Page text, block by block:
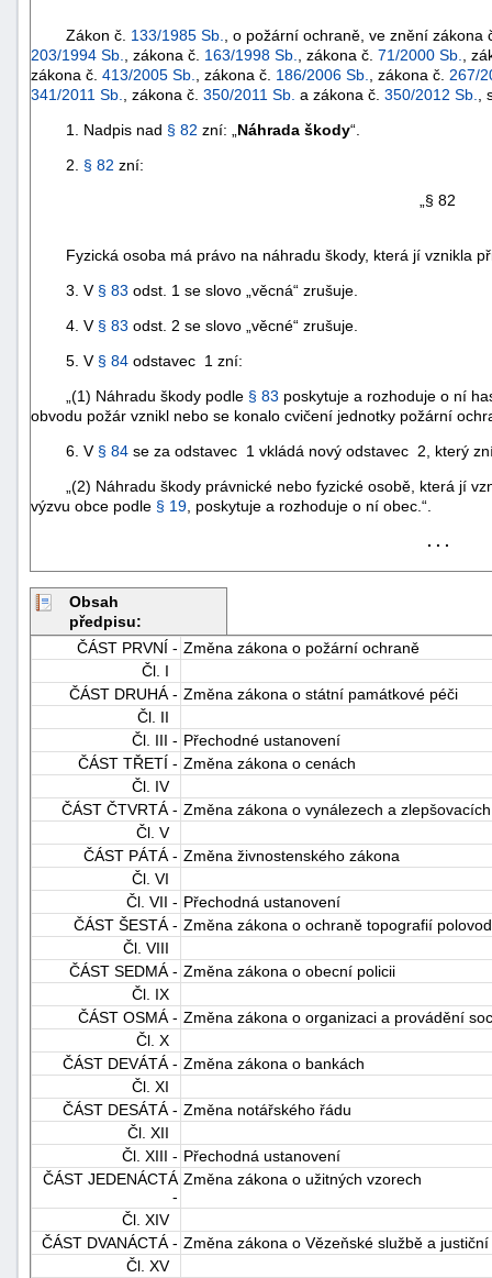
Zákon č. 133/1985 Sb.
, o požární ochraně, ve znění zákona
203/1994 Sb.
, zákona č. 163/1998 Sb. , zákona č. 71/2000 Sb.
,
zákona č. 413/2005 Sb. , zákona č. 186/2006 Sb. , zákona č. 267/
341/2011 Sb.
, zákona č. 350/2011 Sb. a zákona č. 350/2012 Sb.
1. Nadpis nad § 82 zní: „ Náhrada škody“.
2. § 82 zní:
„§ 82
Fyzická osoba má právo na náhradu škody, která jí vznikla
3. V § 83 odst. 1 se slovo „věcná“ zrušuje.
4. V § 83 odst. 2 se slovo „věcné“ zrušuje.
5. V § 84 odstavec 1 zní:
„(1) Náhradu škody podle § 83 poskytuje a rozhoduje o ní
obvodu požár vznikl nebo se konalo cvičení jednotky požární
6. V § 84 se za odstavec 1 vkládá nový odstavec 2, který
„(2) Náhradu škody právnické nebo fyzické osobě, která jí
výzvu obce podle § 19 , poskytuje a rozhoduje o ní obec.“.
. . .
Obsah
předpisu:
ČÁST PRVNÍ - Změna zákona o požární ochraně
Čl. I
ČÁST DRUHÁ - Změna zákona o státní památkové péči
Čl. II
Čl. III - Přechodné ustanovení
ČÁST TŘETÍ - Změna zákona o cenách
Čl. IV
ČÁST ČTVRTÁ - Změna zákona o vynálezech a
Čl. V
ČÁST PÁTÁ - Změna živnostenského zákona
Čl. VI
Čl. VII - Přechodná ustanovení
ČÁST ŠESTÁ - Změna zákona o ochraně topografií
Čl. VIII
ČÁST SEDMÁ - Změna zákona o obecní policii
Čl. IX
ČÁST OSMÁ - Změna zákona o organizaci a provádění
Čl. X
ČÁST DEVÁTÁ - Změna zákona o bankách
Čl. XI
ČÁST DESÁTÁ - Změna notářského řádu
Čl. XII
Čl. XIII - Přechodná ustanovení
ČÁST JEDENÁCTÁ
-
Změna zákona o užitných vzorech
Čl. XIV
ČÁST DVANÁCTÁ - Změna zákona o Vězeňské službě a
Čl. XV
+náhrady
-
náhrady
"náhradě